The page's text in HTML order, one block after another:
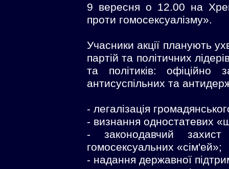
9 вересня о 12.00 на
проти гомосексуалізму».
Учасники акції планують
партій та політичних
та політиків:
антисуспільних та
- легалізація
- визнання одностатевих
- законодавчий
гомосексуальних «сім'ей»;
- надання державної